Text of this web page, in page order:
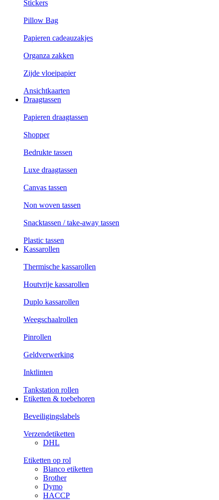
Stickers
Pillow Bag
Papieren cadeauzakjes
Organza zakken
Zijde vloeipapier
Ansichtkaarten
Draagtassen
Papieren draagtassen
Shopper
Bedrukte tassen
Luxe draagtassen
Canvas tassen
Non woven tassen
Snacktassen / take-away tassen
Plastic tassen
Kassarollen
Thermische kassarollen
Houtvrije kassarollen
Duplo kassarollen
Weegschaalrollen
Pinrollen
Geldverwerking
Inktlinten
Tankstation rollen
Etiketten & toebehoren
Beveiligingslabels
Verzendetiketten
DHL
Etiketten op rol
Blanco etiketten
Brother
Dymo
HACCP